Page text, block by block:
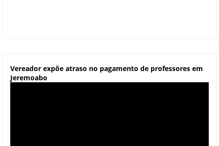
Vereador expõe atraso no pagamento de professores em
Jeremoabo